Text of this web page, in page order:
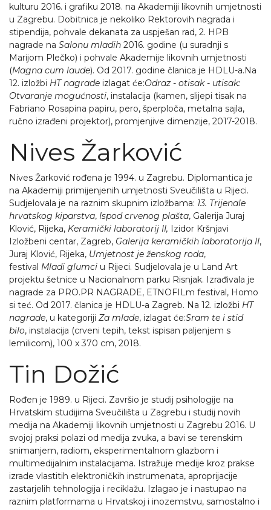
kulturu 2016. i grafiku 2018. na Akademiji likovnih umjetnosti
u Zagrebu. Dobitnica je nekoliko Rektorovih nagrada i
stipendija, pohvale dekanata za uspješan rad, 2. HPB
nagrade na Salonu mladih 2016. godine (u suradnji s
Marijom Plečko) i pohvale Akademije likovnih umjetnosti
(Magna cum laude). Od 2017. godine članica je HDLU-a.Na
12. izložbi HT nagrade izlagat će:Odraz - otisak - utisak:
Otvaranje mogućnosti, instalacija (kamen, slijepi tisak na
Fabriano Rosapina papiru, pero, šperploča, metalna sajla,
ručno izrađeni projektor), promjenjive dimenzije, 2017-2018.
Nives Žarković
Nives Žarković rođena je 1994. u Zagrebu. Diplomantica je
na Akademiji primijenjenih umjetnosti Sveučilišta u Rijeci.
Sudjelovala je na raznim skupnim izložbama: 13. Trijenale
hrvatskog kiparstva, Ispod crvenog plašta, Galerija Juraj
Klović, Rijeka, Keramički laboratorij II, Izidor Kršnjavi
Izložbeni centar, Zagreb, Galerija keramičkih laboratorija II,
Juraj Klović, Rijeka, Umjetnost je ženskog roda,
festival Mladi glumci u Rijeci. Sudjelovala je u Land Art
projektu šetnice u Nacionalnom parku Risnjak. Izrađivala je
nagrade za PRO.PR NAGRADE, ETNOFILm festival, Homo
si teć. Od 2017. članica je HDLU-a Zagreb. Na 12. izložbi HT
nagrade, u kategoriji Za mlade, izlagat će:Sram te i stid
bilo, instalacija (crveni tepih, tekst ispisan paljenjem s
lemilicom), 100 x 370 cm, 2018.
Tin Dožić
Rođen je 1989. u Rijeci. Završio je studij psihologije na
Hrvatskim studijima Sveučilišta u Zagrebu i studij novih
medija na Akademiji likovnih umjetnosti u Zagrebu 2016. U
svojoj praksi polazi od medija zvuka, a bavi se terenskim
snimanjem, radiom, eksperimentalnom glazbom i
multimedijalnim instalacijama. Istražuje medije kroz prakse
izrade vlastitih elektroničkih instrumenata, aproprijacije
zastarjelih tehnologija i reciklažu. Izlagao je i nastupao na
raznim platformama u Hrvatskoj i inozemstvu, samostalno i